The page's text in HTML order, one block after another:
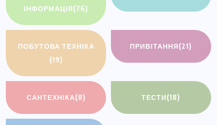
ІНФОРМАЦІЯ(76)
ПОБУТОВА ТЕХНІКА
(19)
ПРИВІТАННЯ(21)
САНТЕХНІКА(8) ТЕСТИ(18)